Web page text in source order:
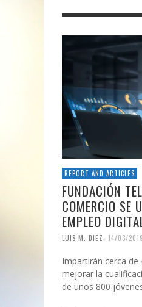
REPORT AND ARTICLES
FUNDACIÓN
COMERCIO SE
EMPLEO
LUIS M. DIEZ 14/03/2019
Impartirán cerca de
mejorar la
de unos 800